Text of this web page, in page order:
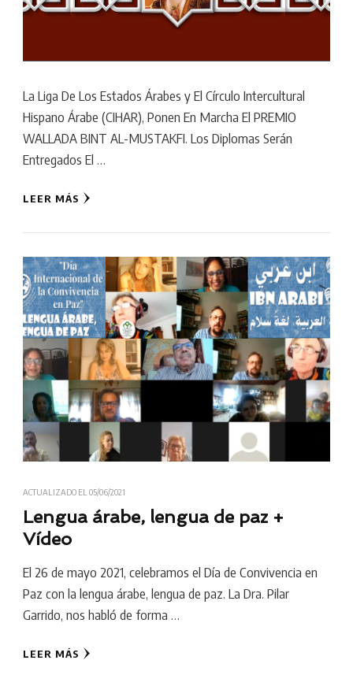
La Liga De Los Estados Árabes y El Círculo Intercultural
Hispano Árabe (CIHAR), Ponen En Marcha El PREMIO
WALLADA BINT AL-MUSTAKFI. Los Diplomas Serán
Entregados El …
LEER MÁS
ACTUALIZADO EL 05/06/2021
Lengua árabe, lengua de paz +
Vídeo
El 26 de mayo 2021, celebramos el Día de Convivencia en
Paz con la lengua árabe, lengua de paz. La Dra. Pilar
Garrido, nos habló de forma …
LEER MÁS